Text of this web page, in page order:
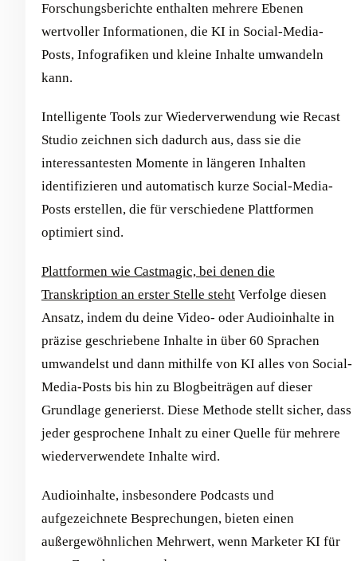
Forschungsberichte enthalten mehrere Ebenen
wertvoller Informationen, die KI in Social-Media-
Posts, Infografiken und kleine Inhalte umwandeln
kann.
Intelligente Tools zur Wiederverwendung wie Recast
Studio zeichnen sich dadurch aus, dass sie die
interessantesten Momente in längeren Inhalten
identifizieren und automatisch kurze Social-Media-
Posts erstellen, die für verschiedene Plattformen
optimiert sind.
Plattformen wie Castmagic, bei denen die
Transkription an erster Stelle steht Verfolge diesen
Ansatz, indem du deine Video- oder Audioinhalte in
präzise geschriebene Inhalte in über 60 Sprachen
umwandelst und dann mithilfe von KI alles von Social-
Media-Posts bis hin zu Blogbeiträgen auf dieser
Grundlage generierst. Diese Methode stellt sicher, dass
jeder gesprochene Inhalt zu einer Quelle für mehrere
wiederverwendete Inhalte wird.
Audioinhalte, insbesondere Podcasts und
aufgezeichnete Besprechungen, bieten einen
außergewöhnlichen Mehrwert, wenn Marketer KI für